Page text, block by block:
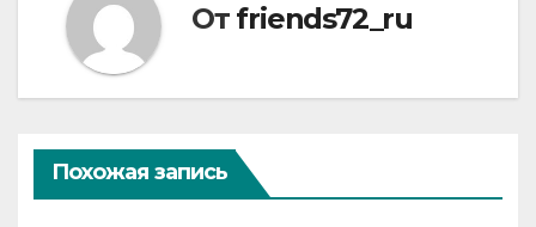
От friends72_ru
Похожая запись